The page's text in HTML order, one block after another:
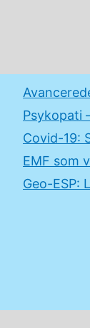
Psykopati
Covid-19:
EMF som
Geo-ESP: